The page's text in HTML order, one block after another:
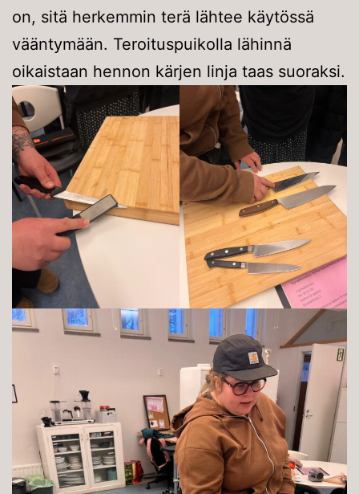
on, sitä herkemmin terä lähtee käytössä
vääntymään. Teroituspuikolla lähinnä
oikaistaan hennon kärjen linja taas suoraksi.